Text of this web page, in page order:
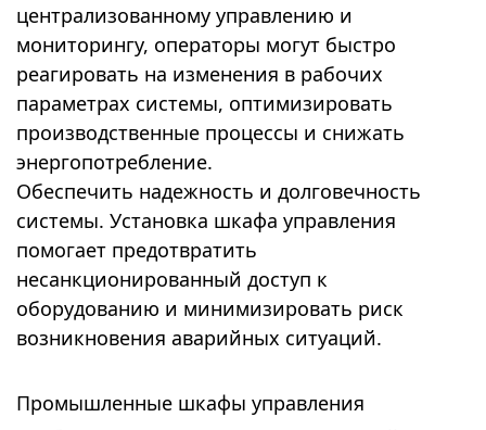
централизованному управлению и
мониторингу, операторы могут быстро
реагировать на изменения в рабочих
параметрах системы, оптимизировать
производственные процессы и снижать
энергопотребление.
Обеспечить надежность и долговечность
системы. Установка шкафа управления
помогает предотвратить
несанкционированный доступ к
оборудованию и минимизировать риск
возникновения аварийных ситуаций.
Промышленные шкафы управления